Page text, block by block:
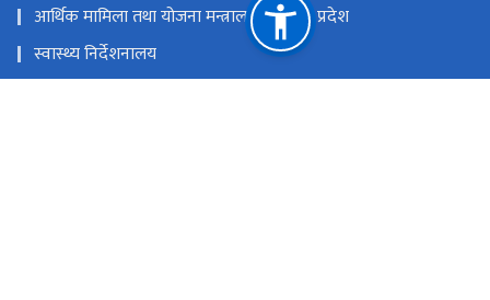
आर्थिक मामिला तथा योजना मन्त्रालय, बागमती प्रदेश
स्वास्थ्य निर्देशनालय